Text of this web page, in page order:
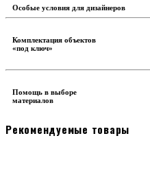
Особые условия для дизайнеров
Комплектация объектов
«под ключ»
Помощь в выборе
материалов
Рекомендуемые товары